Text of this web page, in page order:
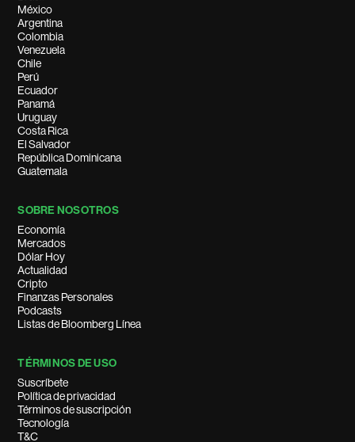
México
Argentina
Colombia
Venezuela
Chile
Perú
Ecuador
Panamá
Uruguay
Costa Rica
El Salvador
República Dominicana
Guatemala
SOBRE NOSOTROS
Economía
Mercados
Dólar Hoy
Actualidad
Cripto
Finanzas Personales
Podcasts
Listas de Bloomberg Línea
TÉRMINOS DE USO
Suscríbete
Política de privacidad
Términos de suscripción
Tecnología
T&C